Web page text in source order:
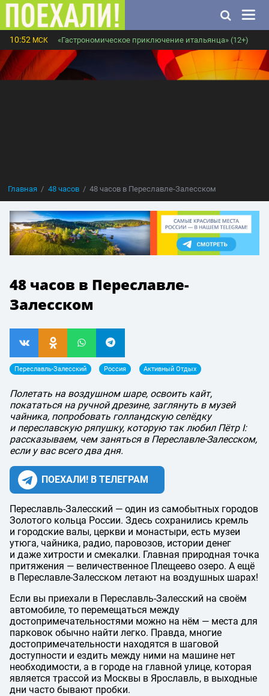
10:52 МСК «Гастрономическое приключение итальянца» (12+)
Главная 48 часов 48 часов в Переславле-Залесском
48 часов в Переславле-
Залесском
Переславль-Залесский Россия Активный Отдых
Полетать на воздушном шаре, освоить кайт,
покататься на ручной дрезине, заглянуть в музей
чайника, попробовать голландскую селёдку
и переславскую ряпушку, которую так любил Пётр I:
рассказываем, чем заняться в Переславле-Залесском,
если у вас всего два дня.
ПОЕХАЛИ! В ТЕЛЕГРАМ
Переславль-Залесский — один из самобытных городов
Золотого кольца России. Здесь сохранились кремль
и городские валы, церкви и монастыри, есть музеи
утюга, чайника, радио, паровозов, истории денег
и даже хитрости и смекалки. Главная природная точка
притяжения — величественное Плещеево озеро. А ещё
в Переславле-Залесском летают на воздушных шарах!
Если вы приехали в Переславль-Залесский на своём
автомобиле, то перемещаться между
достопримечательностями можно на нём — места для
парковок обычно найти легко. Правда, многие
достопримечательности находятся в шаговой
доступности и ездить между ними на машине нет
необходимости, а в городе на главной улице, которая
является трассой из Москвы в Ярославль, в выходные
дни часто бывают пробки.